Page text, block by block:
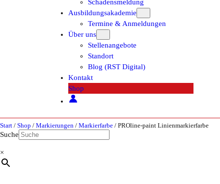
Schadensmeldung
Ausbildungsakademie
Termine & Anmeldungen
Über uns
Stellenangebote
Standort
Blog (RST Digital)
Kontakt
Shop
Start / Shop / Markierungen / Markierfarbe / PROline-paint Linienmarkierfarbe
Suche
×